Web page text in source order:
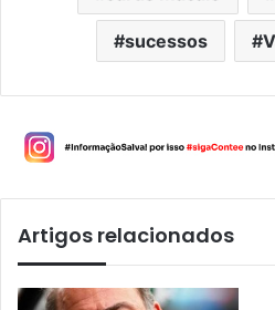
sucessos
Artigos relacionados